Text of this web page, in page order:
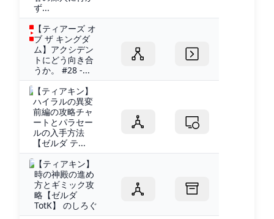
ず...
【ティアーズ オ
ブ ザ キングダ
ム】アクシデン
トにどう向き合
うか。 #28 -...
【ティアキン】
ハイラルの異変
前編の攻略チャ
ートとパラセー
ルの入手方法
【ゼルダ テ...
【ティアキン】
時の神殿の進め
方とギミック攻
略【ゼルダ
TotK】 のしろぐ